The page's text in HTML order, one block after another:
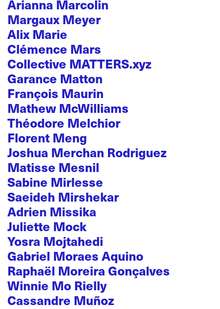
Arianna Marcolin
Margaux Meyer
Alix Marie
Clémence Mars
Collective MATTERS.xyz
Garance Matton
François Maurin
Mathew McWilliams
Théodore Melchior
Florent Meng
Joshua Merchan Rodriguez
Matisse Mesnil
Sabine Mirlesse
Saeideh Mirshekar
Adrien Missika
Juliette Mock
Yosra Mojtahedi
Gabriel Moraes Aquino
Raphaël Moreira Gonçalves
Winnie Mo Rielly
Cassandre Muñoz